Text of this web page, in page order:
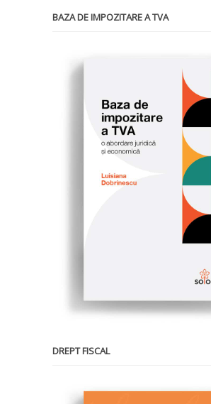
BAZA DE IMPOZITARE A TVA
DREPT FISCAL